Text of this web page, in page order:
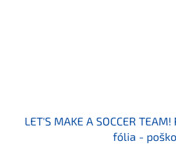
LET'S MAKE A SOCCER
fólia -